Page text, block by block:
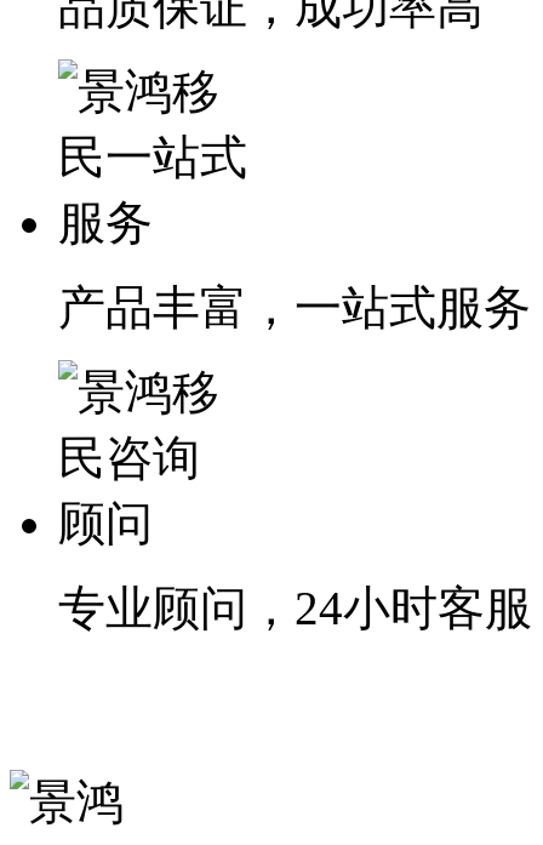
产品丰富，一站式服务
专业顾问，24小时客服